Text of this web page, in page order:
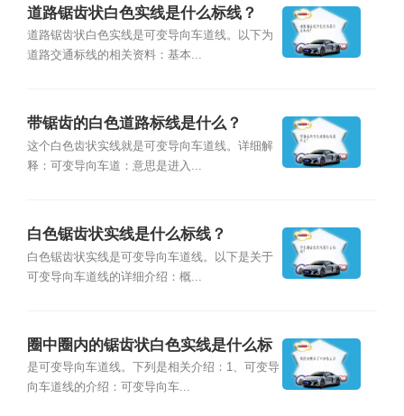
道路锯齿状白色实线是什么标线？
道路锯齿状白色实线是可变导向车道线。以下为
道路交通标线的相关资料：基本...
带锯齿的白色道路标线是什么？
这个白色齿状实线就是可变导向车道线。详细解
释：可变导向车道：意思是进入...
白色锯齿状实线是什么标线？
白色锯齿状实线是可变导向车道线。以下是关于
可变导向车道线的详细介绍：概...
圈中圈内的锯齿状白色实线是什么标
线？
是可变导向车道线。下列是相关介绍：1、可变导
向车道线的介绍：可变导向车...